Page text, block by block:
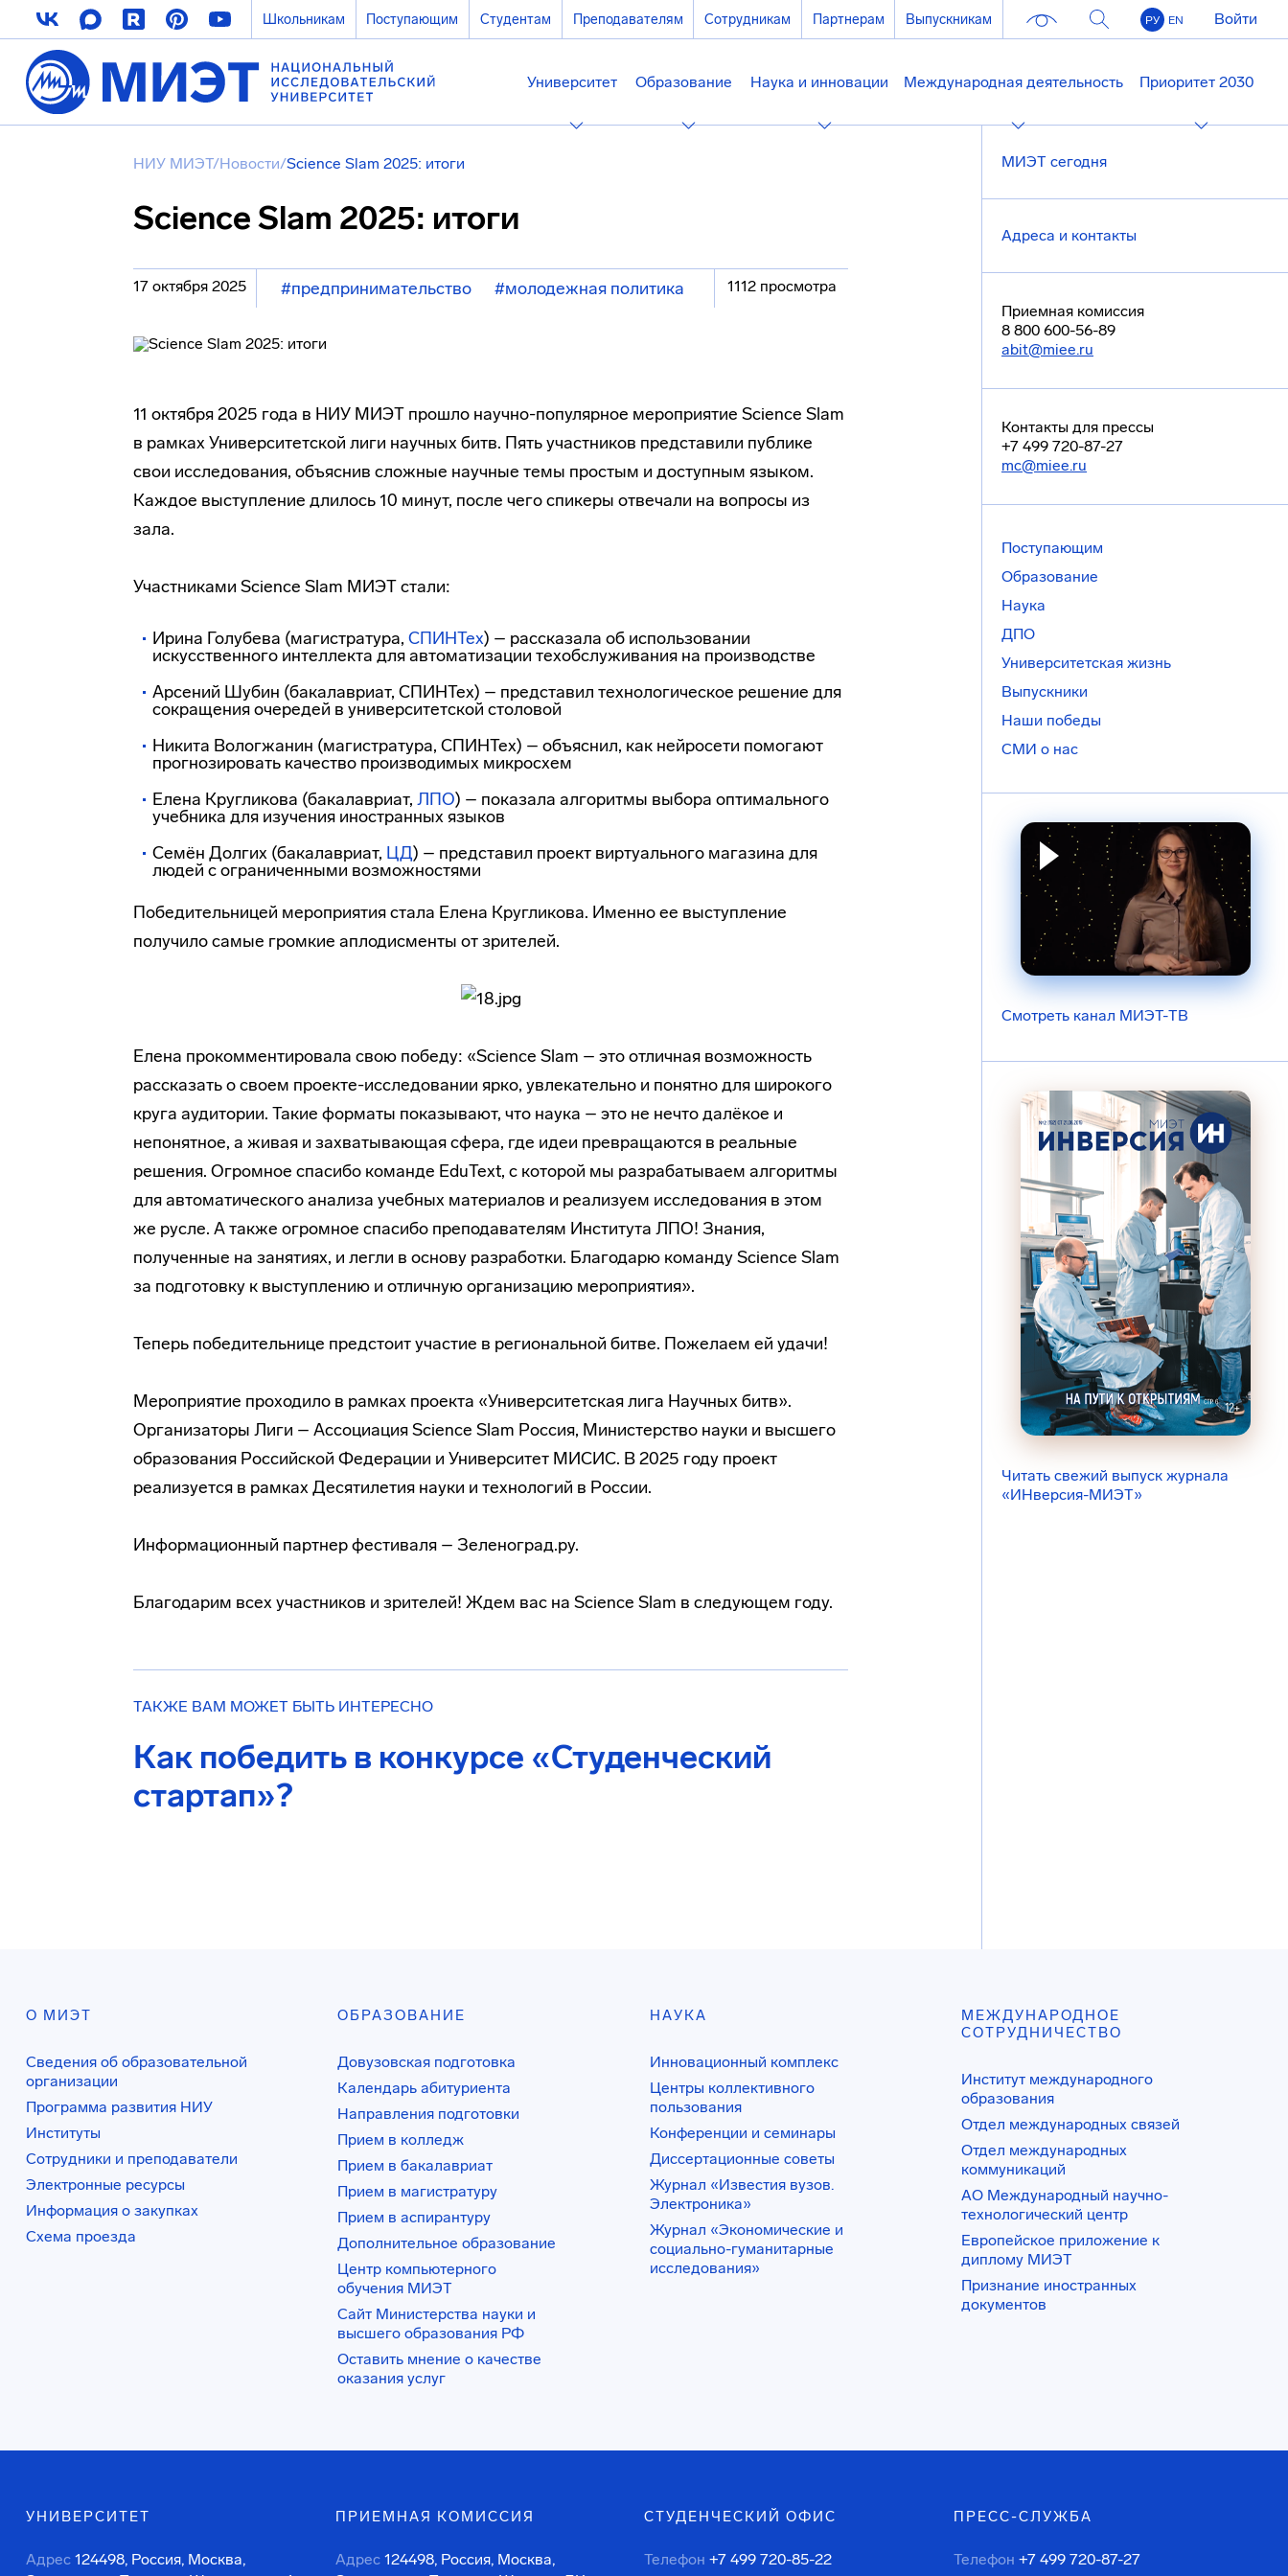
Школьникам Поступающим Студентам Преподавателям Сотрудникам Партнерам Выпускникам РУ EN Войти
Университет Образование Наука и инновации Международная деятельность Приоритет 2030
НИУ МИЭТ/Новости/Science Slam 2025: итоги
Science Slam 2025: итоги
17 октября 2025 #предпринимательство #молодежная политика 1112 просмотра
11 октября 2025 года в НИУ МИЭТ прошло научно-популярное мероприятие Science Slam
в рамках Университетской лиги научных битв. Пять участников представили публике
свои исследования, объяснив сложные научные темы простым и доступным языком.
Каждое выступление длилось 10 минут, после чего спикеры отвечали на вопросы из
зала.
Участниками Science Slam МИЭТ стали:
Ирина Голубева (магистратура, СПИНТех) – рассказала об использовании
искусственного интеллекта для автоматизации техобслуживания на производстве
Арсений Шубин (бакалавриат, СПИНТех) – представил технологическое решение для
сокращения очередей в университетской столовой
Никита Вологжанин (магистратура, СПИНТех) – объяснил, как нейросети помогают
прогнозировать качество производимых микросхем
Елена Кругликова (бакалавриат, ЛПО) – показала алгоритмы выбора оптимального
учебника для изучения иностранных языков
Семён Долгих (бакалавриат, ЦД) – представил проект виртуального магазина для
людей с ограниченными возможностями
Победительницей мероприятия стала Елена Кругликова. Именно ее выступление
получило самые громкие аплодисменты от зрителей.
Елена прокомментировала свою победу: «Science Slam – это отличная возможность
рассказать о своем проекте-исследовании ярко, увлекательно и понятно для широкого
круга аудитории. Такие форматы показывают, что наука – это не нечто далёкое и
непонятное, а живая и захватывающая сфера, где идеи превращаются в реальные
решения. Огромное спасибо команде EduText, с которой мы разрабатываем алгоритмы
для автоматического анализа учебных материалов и реализуем исследования в этом
же русле. А также огромное спасибо преподавателям Института ЛПО! Знания,
полученные на занятиях, и легли в основу разработки. Благодарю команду Science Slam
за подготовку к выступлению и отличную организацию мероприятия».
Теперь победительнице предстоит участие в региональной битве. Пожелаем ей удачи!
Мероприятие проходило в рамках проекта «Университетская лига Научных битв».
Организаторы Лиги – Ассоциация Science Slam Россия, Министерство науки и высшего
образования Российской Федерации и Университет МИСИС. В 2025 году проект
реализуется в рамках Десятилетия науки и технологий в России.
Информационный партнер фестиваля – Зеленоград.ру.
Благодарим всех участников и зрителей! Ждем вас на Science Slam в следующем году.
ТАКЖЕ ВАМ МОЖЕТ БЫТЬ ИНТЕРЕСНО
Как победить в конкурсе «Студенческий
стартап»?
МИЭТ сегодня
Адреса и контакты
Приемная комиссия
8 800 600-56-89
abit@miee.ru
Контакты для прессы
+7 499 720-87-27
mc@miee.ru
Поступающим
Образование
Наука
ДПО
Университетская жизнь
Выпускники
Наши победы
СМИ о нас
Смотреть канал МИЭТ-ТВ
Читать свежий выпуск журнала
«ИНверсия-МИЭТ»
О МИЭТ
Сведения об образовательной
организации
Программа развития НИУ
Институты
Сотрудники и преподаватели
Электронные ресурсы
Информация о закупках
Схема проезда
ОБРАЗОВАНИЕ
Довузовская подготовка
Календарь абитуриента
Направления подготовки
Прием в колледж
Прием в бакалавриат
Прием в магистратуру
Прием в аспирантуру
Дополнительное образование
Центр компьютерного
обучения МИЭТ
Сайт Министерства науки и
высшего образования РФ
Оставить мнение о качестве
оказания услуг
НАУКА
Инновационный комплекс
Центры коллективного
пользования
Конференции и семинары
Диссертационные советы
Журнал «Известия вузов.
Электроника»
Журнал «Экономические и
социально-гуманитарные
исследования»
МЕЖДУНАРОДНОЕ
СОТРУДНИЧЕСТВО
Институт международного
образования
Отдел международных связей
Отдел международных
коммуникаций
АО Международный научно-
технологический центр
Европейское приложение к
диплому МИЭТ
Признание иностранных
документов
УНИВЕРСИТЕТ
Адрес 124498, Россия, Москва,
ПРИЕМНАЯ КОМИССИЯ
Адрес 124498, Россия, Москва,
СТУДЕНЧЕСКИЙ ОФИС
Телефон +7 499 720-85-22
ПРЕСС-СЛУЖБА
Телефон +7 499 720-87-27